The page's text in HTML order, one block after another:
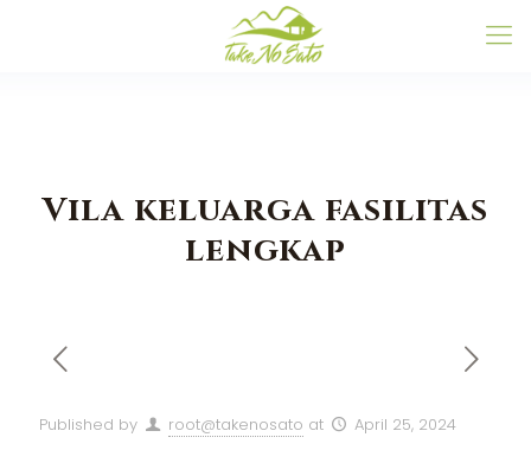
Vila keluarga fasilitas
lengkap
Published by root@takenosato at April 25, 2024